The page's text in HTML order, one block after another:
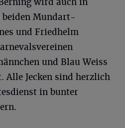
beiden Mundart-
und Friedhelm
und Blau Weiss
Alle Jecken sind herzlich
in bunter